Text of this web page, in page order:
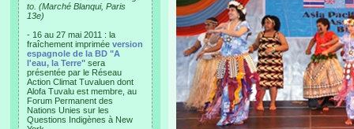
to. (Marché Blanqui, Paris
13e)
- 16 au 27 mai 2011 : la
fraîchement imprimée version
espagnole de la BD "A
l'eau, la Terre" sera
présentée par le Réseau
Action Climat Tuvaluen dont
Alofa Tuvalu est membre, au
Forum Permanent des
Nations Unies sur les
Questions Indigènes à New